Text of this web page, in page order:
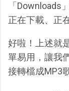
「Downloads
正在下載、正
好啦！上述就
單易用，讓我
接轉檔成MP3